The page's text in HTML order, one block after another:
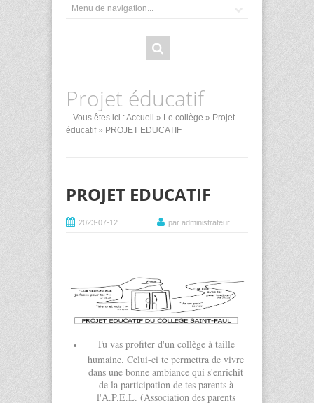
Projet éducatif
Vous êtes ici :Accueil » Le collège » Projet
éducatif» PROJET EDUCATIF
PROJET EDUCATIF
2023-07-12 par administrateur
Tu vas profiter d'un collège à taille
humaine. Celui-ci te permettra de vivre
dans une bonne ambiance qui s'enrichit
de la participation de tes parents à
l'A.P.E.L. (Association des parents